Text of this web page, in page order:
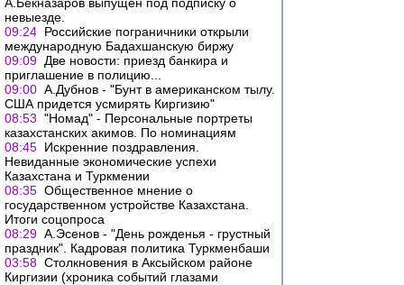
невыезде.
09:24 Российские пограничники открыли
международную Бадахшанскую биржу
09:09 Две новости: приезд банкира и
приглашение в полицию...
09:00 А.Дубнов - "Бунт в американском тылу.
США придется усмирять Киргизию"
08:53 "Номад" - Персональные портреты
казахстанских акимов. По номинациям
08:45 Искренние поздравления.
Невиданные экономические успехи
Казахстана и Туркмении
08:35 Общественное мнение о
государственном устройстве Казахстана.
Итоги соцопроса
08:29 А.Эсенов - "День рожденья - грустный
праздник". Кадровая политика Туркменбаши
03:58 Столкновения в Аксыйском районе
Киргизии (хроника событий глазами